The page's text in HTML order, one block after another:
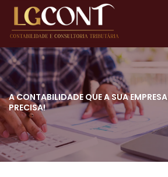
A CONTABILIDADE QUEA SUA EMPRESA
PRECISA!